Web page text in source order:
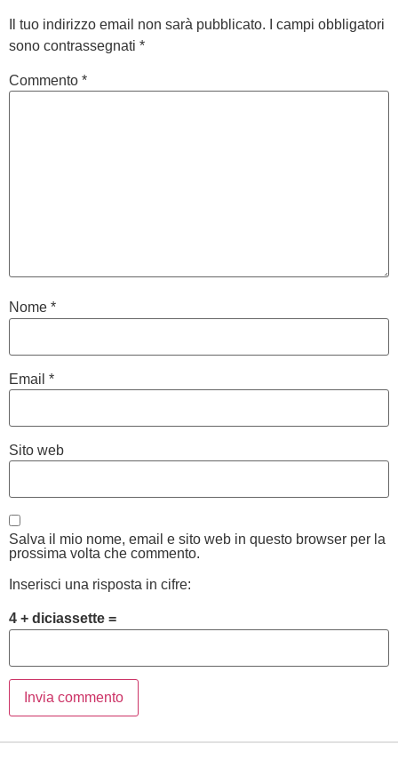
Il tuo indirizzo email non sarà pubblicato.
I campi obbligatori
sono contrassegnati *
Commento *
Nome *
Email *
Sito web
Salva il mio nome, email e sito web in questo browser per la
prossima volta che commento.
Inserisci una risposta in cifre:
4 + diciassette =